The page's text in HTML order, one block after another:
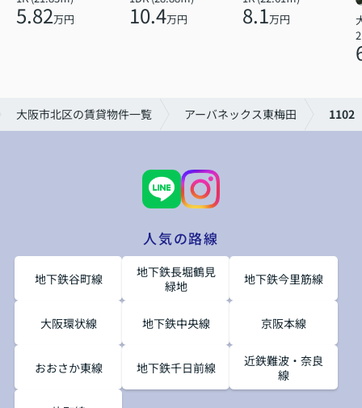
5.82万円 10.4万円 8.1万円
大阪市北区の賃貸物件一覧 アーバネックス東梅田 1102
人気の路線
地下鉄谷町線
地下鉄長堀鶴見
緑地
地下鉄今里筋線
大阪環状線 地下鉄中央線 京阪本線
おおさか東線 地下鉄千日前線
近鉄難波・奈良
線